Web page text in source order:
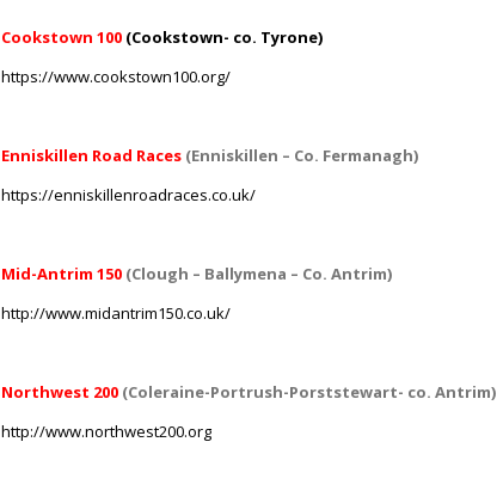
Cookstown 100 (Cookstown- co. Tyrone)
https://www.cookstown100.org/
Enniskillen Road Races(Enniskillen – Co. Fermanagh)
https://enniskillenroadraces.co.uk/
Mid-Antrim 150(Clough – Ballymena – Co. Antrim)
http://www.midantrim150.co.uk/
Northwest 200(Coleraine-Portrush-Porststewart- co. Antrim)
http://www.northwest200.org